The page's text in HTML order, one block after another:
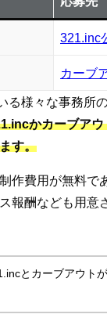
321.inc
カーブ
る様々な事務所
かカーブア
す。
作費用が無料で
報酬なども用意
とカーブアウト